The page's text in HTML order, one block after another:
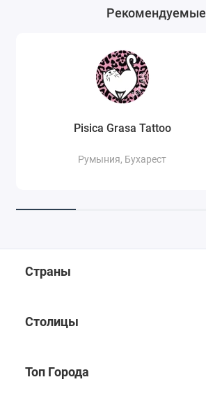
Рекомендуемые
Pisica Grasa Tattoo
Румыния, Бухарест
Страны
Столицы
Топ Города